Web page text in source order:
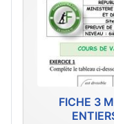
FICHE 3